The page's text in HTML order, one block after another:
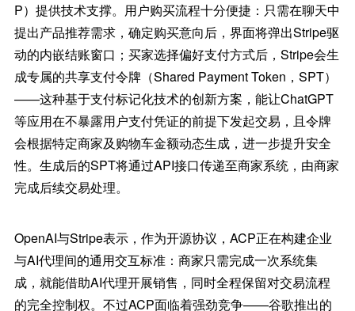
P）提供技术支撑。用户购买流程十分便捷：只需在聊天中
提出产品推荐需求，确定购买意向后，界面将弹出Stripe驱
动的内嵌结账窗口；买家选择偏好支付方式后，Stripe会生
成专属的共享支付令牌（Shared Payment Token，SPT）
——这种基于支付标记化技术的创新方案，能让ChatGPT
等应用在不暴露用户支付凭证的前提下发起交易，且令牌
会根据特定商家及购物车金额动态生成，进一步提升安全
性。生成后的SPT将通过API接口传递至商家系统，由商家
完成后续交易处理。
OpenAI与Stripe表示，作为开源协议，ACP正在构建企业
与AI代理间的通用交互标准：商家只需完成一次系统集
成，就能借助AI代理开展销售，同时全程保留对交易流程
的完全控制权。不过ACP面临着强劲竞争——谷歌推出的